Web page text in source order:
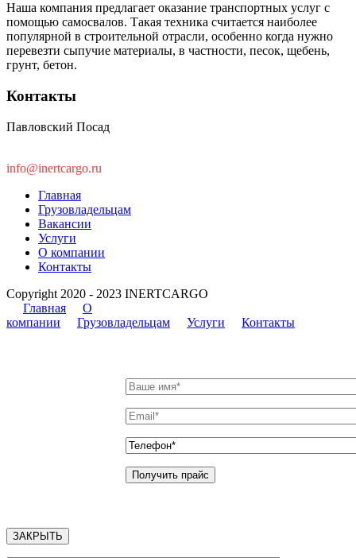
Наша компания предлагает оказание транспортных услуг с
помощью самосвалов. Такая техника считается наиболее
популярной в строительной отрасли, особенно когда нужно
перевезти сыпучие материалы, в частности, песок, щебень,
грунт, бетон.
Контакты
Павловский Посад
info@inertcargo.ru
Главная
Грузовладельцам
Вакансии
Услуги
О компании
Контакты
Copyright 2020 - 2023 INERTCARGO
Главная
О
компании
Грузовладельцам Услуги Контакты
ЗАКРЫТЬ